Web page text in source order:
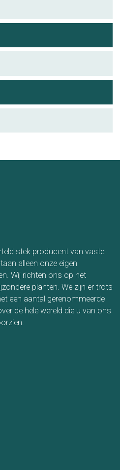
stek producent van vaste
alleen onze eigen
Wij richten ons op het
planten. We zijn er trots
een aantal gerenommeerde
de hele wereld die u van ons